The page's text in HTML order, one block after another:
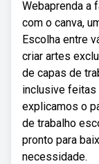
Webaprenda a
com o canva,
Escolha entre
criar artes
de capas de
inclusive feitas
explicamos o
de trabalho
pronto para
necessidade.